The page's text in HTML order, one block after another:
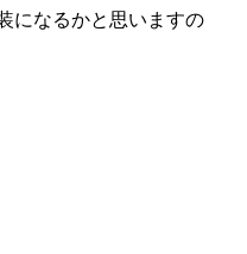
になるかと思いますの